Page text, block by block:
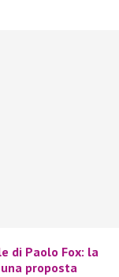
di Paolo Fox: la
proposta